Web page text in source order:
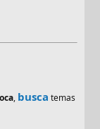
, busca temas